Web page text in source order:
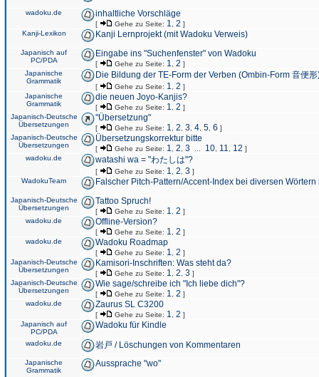
wadoku.de inhaltliche Vorschläge
[ Gehe zu Seite: 1 2 ]
Kanji-Lexikon
Kanji Lernprojekt (mit Wadoku Verweis)
Japanisch auf
PC/PDA
Eingabe ins "Suchenfenster" von Wadoku
[ Gehe zu Seite: 1 2 ]
Japanische
Grammatik
Die Bildung der TE-Form der Verben (Ombin-Form 音便形
[ Gehe zu Seite: 1 2 ]
Japanische
Grammatik
die neuen Joyo-Kanjis?
[ Gehe zu Seite: 1 2 ]
Japanisch-Deutsche
Übersetzungen
"Übersetzung"
[ Gehe zu Seite: 1 2 3 4 5 6 ]
Japanisch-Deutsche
Übersetzungen
Übersetzungskorrektur bitte
[ Gehe zu Seite: 1 2 3 10 11 12 ]
wadoku.de
watashi wa = "わたしは"?
[ Gehe zu Seite: 1 2 3 ]
WadokuTeam
Falscher Pitch-Pattern/Accent-Index bei diversen
Japanisch-Deutsche
Übersetzungen
Tattoo Spruch!
[ Gehe zu Seite: 1 2 ]
wadoku.de
Offline-Version?
[ Gehe zu Seite: 1 2 ]
wadoku.de
Wadoku Roadmap
[ Gehe zu Seite: 1 2 ]
Japanisch-Deutsche
Übersetzungen
Kamisori-Inschriften: Was steht da?
[ Gehe zu Seite: 1 2 3 ]
Japanisch-Deutsche
Übersetzungen
Wie sage/schreibe ich "Ich liebe dich"?
[ Gehe zu Seite: 1 2 ]
wadoku.de
Zaurus SL C3200
[ Gehe zu Seite: 1 2 ]
Japanisch auf
PC/PDA
Wadoku für Kindle
wadoku.de 岩戸 / Löschungen von Kommentaren
Japanische
Grammatik
Aussprache "wo"